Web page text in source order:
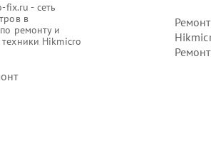
- сеть
в
ремонту и
Hikmicro